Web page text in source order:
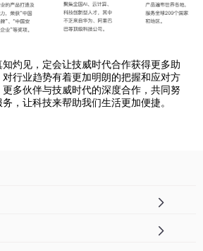
见，定会让技威时代合作获得更多助
行业趋势有着更加明朗的把握和应对方
多伙伴与技威时代的深度合作，共同努
，让科技来帮助我们生活更加便捷。